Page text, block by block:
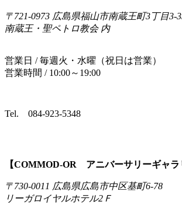
〒721-0973 広島県福山市南蔵王町3丁目3-
南蔵王・聖ペトロ教会 内
営業日 / 毎週火・水曜（祝日は営業）
営業時間 / 10:00～19:00
Tel. 084-923-5348
【COMMOD‐OR アニバーサリーギャラ
〒730-0011 広島県広島市中区基町6-78
リーガロイヤルホテル2Ｆ